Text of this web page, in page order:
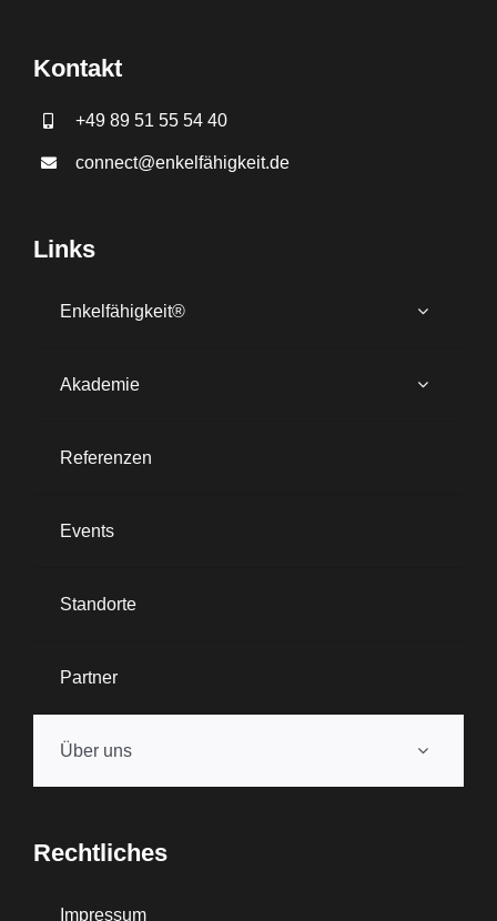
Kontakt
+49 89 51 55 54 40
connect@enkelfähigkeit.de
Links
Enkelfähigkeit®
Akademie
Referenzen
Events
Standorte
Partner
Über uns
Rechtliches
Impressum